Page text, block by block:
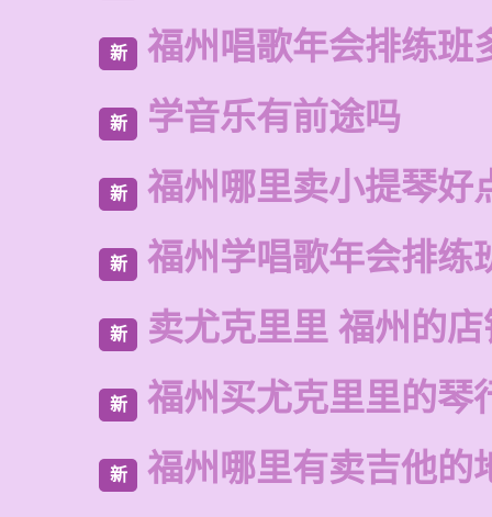
新 福州唱歌年会排练班
新 学音乐有前途吗
新 福州哪里卖小提琴好
新 福州学唱歌年会排练
新 卖尤克里里 福州的店
新 福州买尤克里里的琴
新 福州哪里有卖吉他的